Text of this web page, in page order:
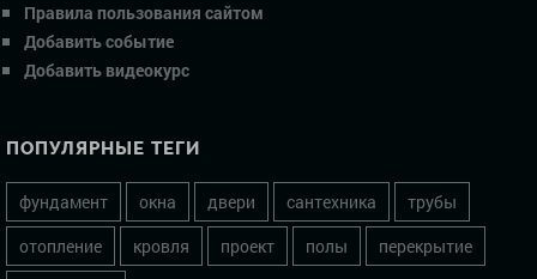
Правила пользования сайтом
Добавить событие
Добавить видеокурс
ПОПУЛЯРНЫЕ ТЕГИ
фундамент окна двери сантехника
трубы
отопление
кровля проект полы перекрытие